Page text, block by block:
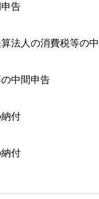
決算法
法人の消費税等
者の消費
１期分の納
２期分の納